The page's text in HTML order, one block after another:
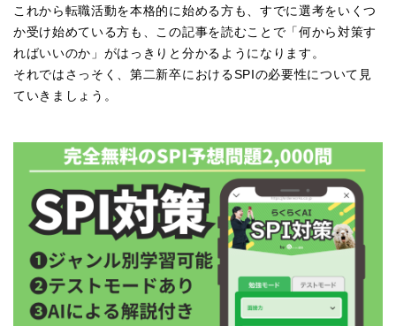
これから転職活動を本格的に始める方も、すでに選考をいくつ
か受け始めている方も、この記事を読むことで「何から対策す
ればいいのか」がはっきりと分かるようになります。
それではさっそく、第二新卒におけるSPIの必要性について見
ていきましょう。